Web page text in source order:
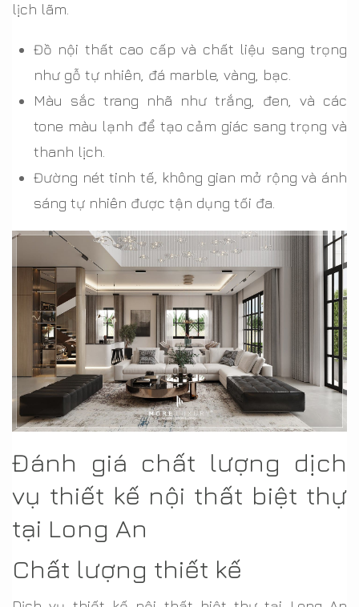
lịch lãm.
Đồ nội thất cao cấp và chất liệu sang trọng
như gỗ tự nhiên, đá marble, vàng, bạc.
Màu sắc trang nhã như trắng, đen, và các
tone màu lạnh để tạo cảm giác sang trọng và
thanh lịch.
Đường nét tinh tế, không gian mở rộng và ánh
sáng tự nhiên được tận dụng tối đa.
Đánh giá chất lượng dịch
vụ thiết kế nội thất biệt thự
tại Long An
Chất lượng thiết kế